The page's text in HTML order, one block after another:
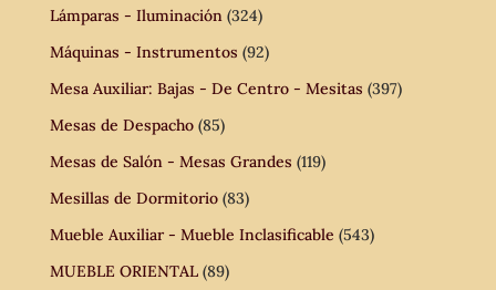
Lámparas - Iluminación (324)
Máquinas - Instrumentos (92)
Mesa Auxiliar: Bajas - De Centro - Mesitas (397)
Mesas de Despacho (85)
Mesas de Salón - Mesas Grandes (119)
Mesillas de Dormitorio (83)
Mueble Auxiliar - Mueble Inclasificable (543)
MUEBLE ORIENTAL (89)